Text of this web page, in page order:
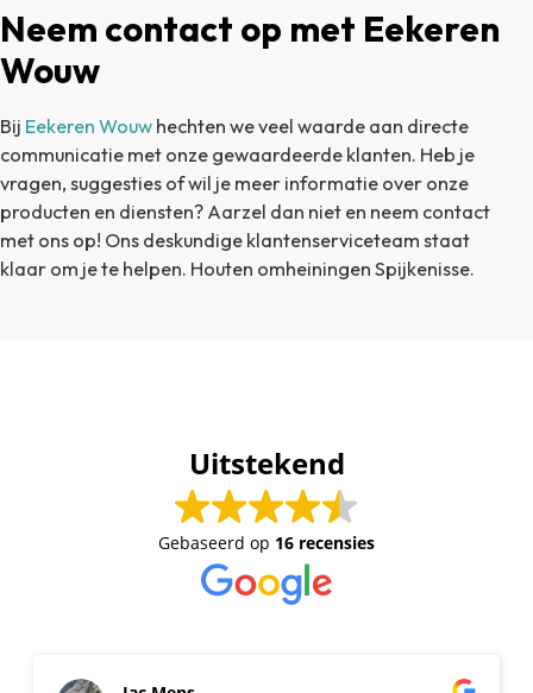
Neem contact op met Eekeren
Wouw
Bij Eekeren Wouw hechten we veel waarde aan directe
communicatie met onze gewaardeerde klanten. Heb je
vragen, suggesties of wil je meer informatie over onze
producten en diensten? Aarzel dan niet en neem contact
met ons op! Ons deskundige klantenserviceteam staat
klaar om je te helpen. Houten omheiningen Spijkenisse.
Uitstekend
Gebaseerd op 16 recensies